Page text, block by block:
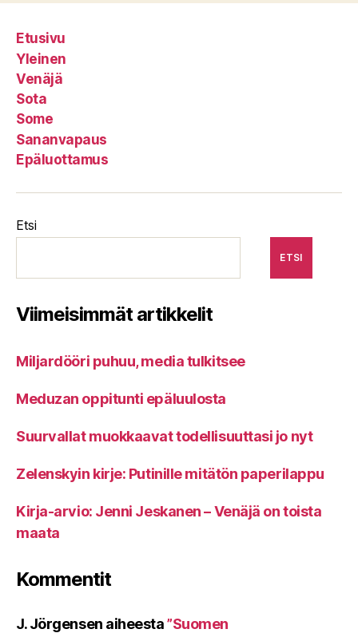
Etusivu
Yleinen
Venäjä
Sota
Some
Sananvapaus
Epäluottamus
Etsi
ETSI
Viimeisimmät artikkelit
Miljardööri puhuu, media tulkitsee
Meduzan oppitunti epäluulosta
Suurvallat muokkaavat todellisuuttasi jo nyt
Zelenskyin kirje: Putinille mitätön paperilappu
Kirja-arvio: Jenni Jeskanen – Venäjä on toista
maata
Kommentit
J. Jörgensen aiheesta”Suomen